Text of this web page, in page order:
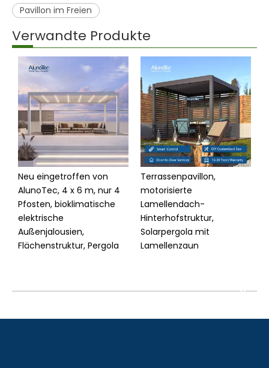
Pavillon im Freien
Verwandte Produkte
Neu eingetroffen von
AlunoTec, 4 x 6 m, nur 4
Pfosten, bioklimatische
elektrische
Außenjalousien,
Flächenstruktur, Pergola
Terrassenpavillon,
motorisierte
Lamellendach-
Hinterhofstruktur,
Solarpergola mit
Lamellenzaun